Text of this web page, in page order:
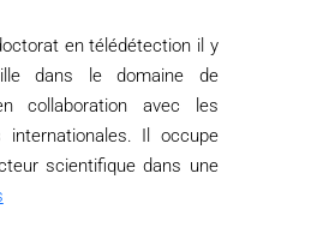
en télédétection il y
dans le domaine de
collaboration avec les
internationales. Il occupe
scientifique dans une